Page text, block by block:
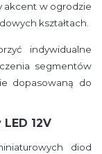
akcent w ogrodzie
kształtach.
indywidualne
segmentów
dopasowaną do
12V
diod